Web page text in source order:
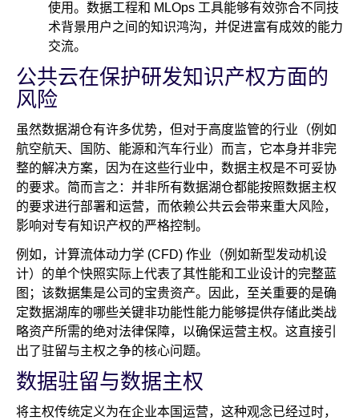
使用。数据工程和 MLOps 工具能够有效弥合不同技
术背景用户之间的知识鸿沟，并促进富有成效的能力
交流。
公共云在保护研发知识产权方面的
风险
虽然数据湖仓有许多优势，但对于高度监管的行业（例如
航空航天、国防、能源和汽车行业）而言，它本身并非完
整的解决方案，因为在这些行业中，数据主权是不可妥协
的要求。简而言之：并非所有数据湖仓都能按照数据主权
的要求进行部署和运营，而依赖公共云会带来重大风险，
影响对专有知识产权的严格控制。
例如，计算流体动力学 (CFD) 作业（例如新型发动机设
计）的单个快照实际上代表了其性能和工业设计的完整蓝
图；该数据集是公司的宝贵资产。因此，至关重要的是确
定数据湖库的哪些关键非功能性能力能够提供存储此类战
略资产所需的绝对法律保障，以确保运营主权。这直接引
出了驻留与主权之争的核心问题。
数据驻留与数据主权
将主权传统定义为在企业本国运营，这种观念已经过时，